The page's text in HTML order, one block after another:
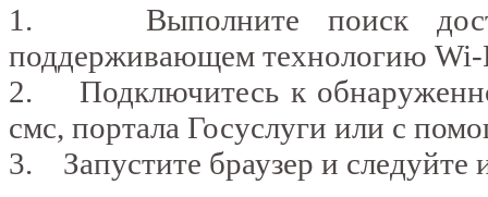
1. Выполните поиск
поддерживающем технологию
2. Подключитесь к
смс, портала Госуслуги или с
3. Запустите браузер и следуйте